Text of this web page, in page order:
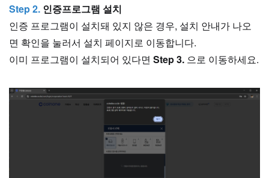
Step 2. 인증프로그램 설치
인증 프로그램이 설치돼 있지 않은 경우, 설치 안내가 나오
면 확인을 눌러서 설치 페이지로 이동합니다.
이미 프로그램이 설치되어 있다면 Step 3. 으로 이동하세요.